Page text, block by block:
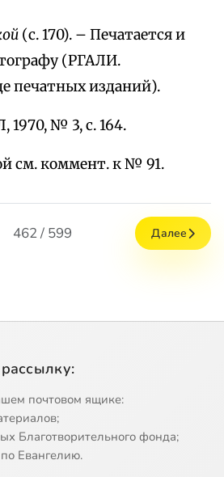
(с. 170). – Печатается и
(РГАЛИ.
печатных изданий).
1970, № 3, с. 164.
см. коммент. к № 91.
462 / 599 Далее
почтовом ящике:
Благотворительного фонда;
Евангелию.